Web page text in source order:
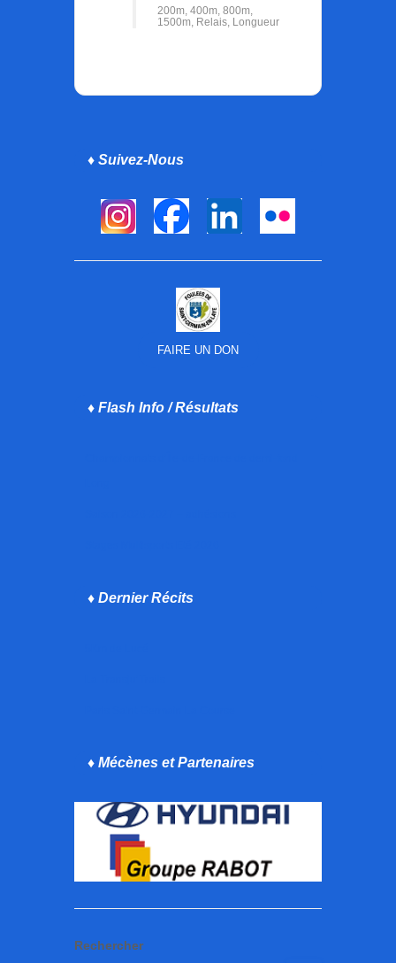
200m, 400m, 800m,
1500m, Relais, Longueur
♦ Suivez-Nous
FAIRE UN DON
♦ Flash Info / Résultats
♦ Dernier Récits
♦ Mécènes et Partenaires
Rechercher